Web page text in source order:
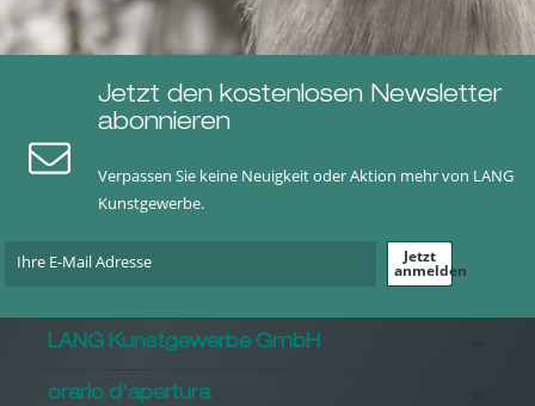
Jetzt den kostenlosen Newsletter
abonnieren
Verpassen Sie keine Neuigkeit oder Aktion mehr von LANG
Kunstgewerbe.
Jetzt
anmelden
LANG Kunstgewerbe GmbH
orario d'apertura